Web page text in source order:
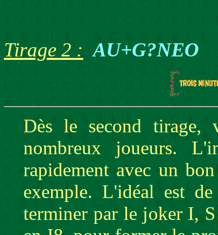
Tirage 2 : AU+G?NEO
Dès le second
nombreux joueurs.
rapidement avec un
exemple. L'idéal est
terminer par le joker I,